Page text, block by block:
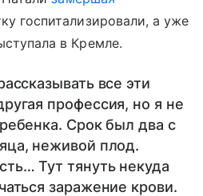
госпитализировали, а уже
в Кремле.
все эти
профессия, но я не
Срок был два с
неживой плод.
Тут тянуть некуда
заражение крови.